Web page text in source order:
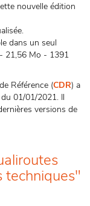
nouvelle édition
dans un seul
21,56 Mo - 1391
Référence (CDR) a
01/01/2021. Il
versions de
techniques"